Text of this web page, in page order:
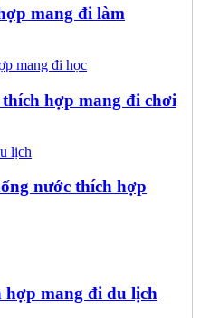
mang đi làm
hợp mang đi chơi
nước thích hợp
hợp mang đi du lịch